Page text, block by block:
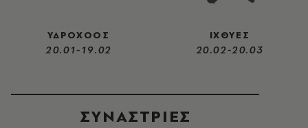
ΥΔΡΟΧΟΟΣ
20.01-19.02
ΙΧΘΥΕΣ
20.02-20.03
ΣΥΝΑΣΤΡIΕΣ